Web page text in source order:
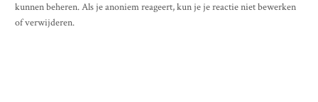
kunnen beheren. Als je anoniem reageert, kun je je reactie niet bewerken
of verwijderen.